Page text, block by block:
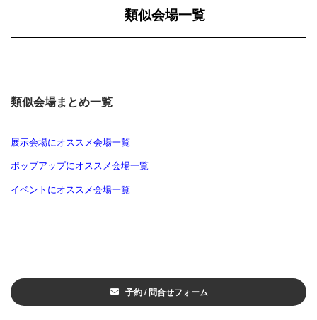
類似会場一覧
類似会場まとめ一覧
展示会場にオススメ会場一覧
ポップアップにオススメ会場一覧
イベントにオススメ会場一覧
予約 / 問合せフォーム